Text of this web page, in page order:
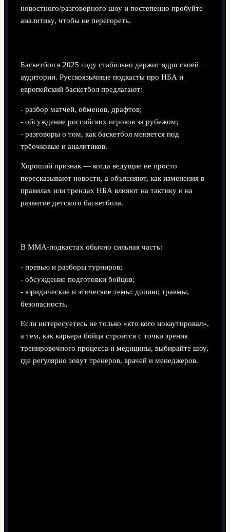
новостного/разговорного шоу и постепенно пробуйте
аналитику, чтобы не перегореть.
Баскетбол в 2025 году стабильно держит ядро своей
аудитории. Русскоязычные подкасты про НБА и
европейский баскетбол предлагают:
- разбор матчей, обменов, драфтов;
- обсуждение российских игроков за рубежом;
- разговоры о том, как баскетбол меняется под
трёочковые и аналитиков.
Хороший признак — когда ведущие не просто
пересказывают новости, а объясняют, как изменения в
правилах или трендах НБА влияют на тактику и на
развитие детского баскетбола.
В ММА‑подкастах обычно сильная часть:
- превью и разборы турниров;
- обсуждение подготовки бойцов;
- юридические и этические темы: допинг, травмы,
безопасность.
Если интересуетесь не только «кто кого нокаутировал»,
а тем, как карьера бойца строится с точки зрения
тренировочного процесса и медицины, выбирайте шоу,
где регулярно зовут тренеров, врачей и менеджеров.